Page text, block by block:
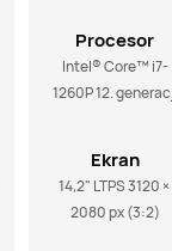
Procesor
Intel® Core™ i7-
1260P 12.
Ekran
14,2" LTPS 3120 ×
2080 px (3:2)